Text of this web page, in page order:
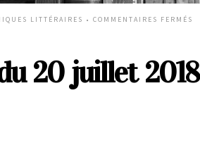
LITTÉRAIRES •COMMENTAIRES FERMÉS
20 juillet 2018